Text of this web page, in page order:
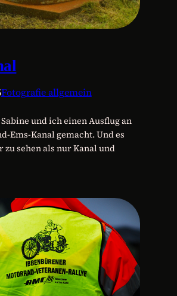
Fotografie allgemein
und ich einen Ausflug an
Ems-Kanal gemacht. Und es
zu sehen als nur Kanal und